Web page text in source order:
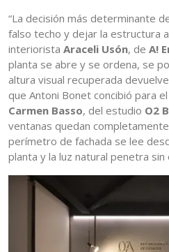
“La decisión más determinante
falso techo y dejar la estructura
interiorista Araceli Usón, de A!
planta se abre y se ordena, se
altura visual recuperada
que Antoni Bonet concibió para
Carmen Basso, del estudio O2
ventanas quedan
perímetro de fachada se lee
planta y la luz natural penetra sin